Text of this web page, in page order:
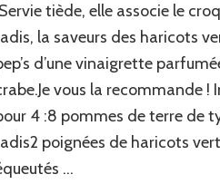
de
terre
crabe
tiède, elle associe le
la saveurs des haricots
d’une vinaigrette
vous la recommande !
4 :8 pommes de terre de
poignées de haricots
…